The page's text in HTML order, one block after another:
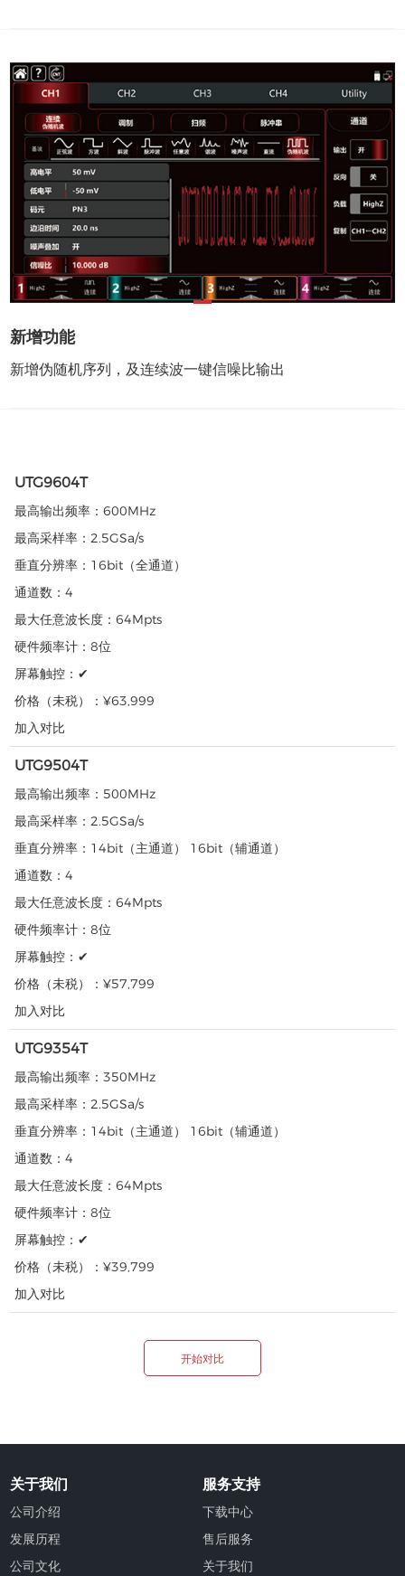
新增功能
新增伪随机序列，及连续波一键信噪比输出
UTG9604T
最高输出频率：600MHz
最高采样率：2.5GSa/s
垂直分辨率： 16bit（全通道）
通道数：4
最大任意波长度：64Mpts
硬件频率计：8位
屏幕触控： ✔
价格（未税）：¥63,999
加入对比
UTG9504T
最高输出频率：500MHz
最高采样率：2.5GSa/s
垂直分辨率： 14bit（主通道） 16bit（辅通道）
通道数：4
最大任意波长度：64Mpts
硬件频率计：8位
屏幕触控： ✔
价格（未税）：¥57,799
加入对比
UTG9354T
最高输出频率：350MHz
最高采样率：2.5GSa/s
垂直分辨率： 14bit（主通道） 16bit（辅通道）
通道数：4
最大任意波长度：64Mpts
硬件频率计：8位
屏幕触控： ✔
价格（未税）：¥39,799
加入对比
开始对比
关于我们
公司介绍
发展历程
公司文化
服务支持
下载中心
售后服务
关于我们